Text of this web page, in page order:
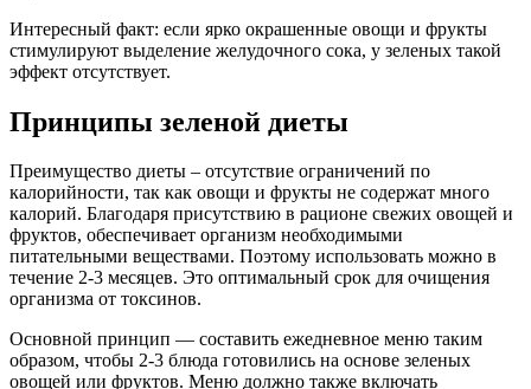
Интересный факт: если ярко окрашенные овощи и фрукты
стимулируют выделение желудочного сока, у зеленых такой
эффект отсутствует.
Принципы зеленой диеты
Преимущество диеты – отсутствие ограничений по
калорийности, так как овощи и фрукты не содержат много
калорий. Благодаря присутствию в рационе свежих овощей и
фруктов, обеспечивает организм необходимыми
питательными веществами. Поэтому использовать можно в
течение 2-3 месяцев. Это оптимальный срок для очищения
организма от токсинов.
Основной принцип — составить ежедневное меню таким
образом, чтобы 2-3 блюда готовились на основе зеленых
овощей или фруктов. Меню должно также включать